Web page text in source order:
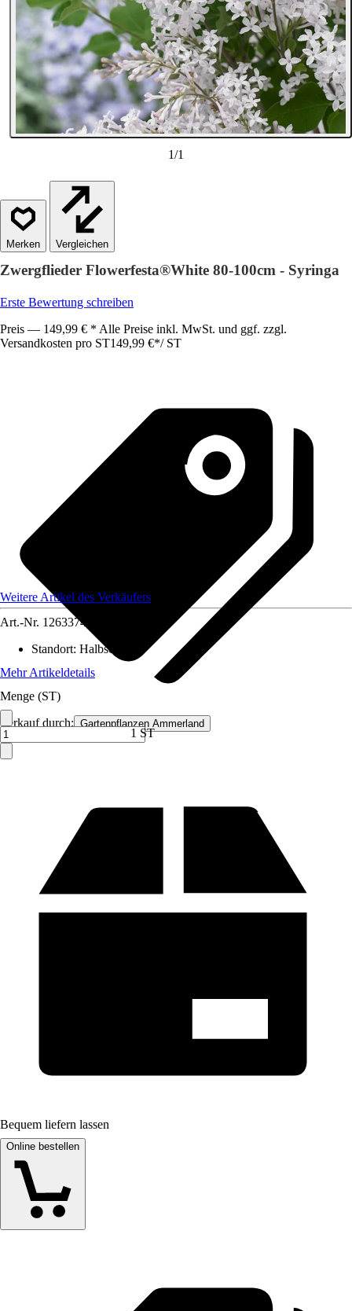
1/1
Vergleichen
Zwergflieder Flowerfesta®White 80-100cm - Syringa
Erste Bewertung schreiben
Preis — 149,99 € * Alle Preise inkl. MwSt. und ggf. zzgl.
Versandkosten pro ST149,99 €*/ ST
Verkauf durch: Gartenpflanzen Ammerland
Weitere Artikel des Verkäufers
Art.-Nr. 12633743
Standort: Halbschatten
Mehr Artikeldetails
Menge (ST)
1 ST
Bequem liefern lassen
Online bestellen